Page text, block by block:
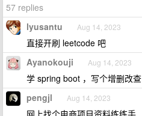
57 replies
lyusantu Aug 14, 2023
直接开刷 leetcode 吧
Ayanokouji Aug 14, 2023
学 spring boot ，写个增删改查
pengjl Aug 14, 2023
网上找个电商项目资料练练手